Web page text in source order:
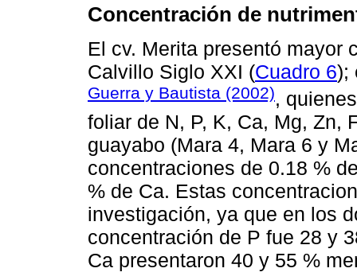
Concentración de
El cv. Merita presentó mayor
Calvillo Siglo XXI (Cuadro 6);
Guerra y Bautista (2002),
foliar de N, P, K, Ca, Mg, Zn,
guayabo (Mara 4, Mara 6 y
concentraciones de 0.18 %
% de Ca. Estas
investigación, ya que en los
concentración de P fue 28 y
Ca presentaron 40 y 55 %